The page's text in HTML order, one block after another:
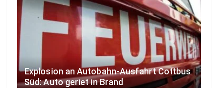
Explosion an Autobahn-Ausfahrt Cottbus
Süd: Auto geriet in Brand